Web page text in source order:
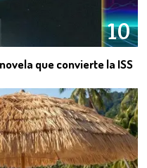
10
novela que convierte la ISS